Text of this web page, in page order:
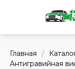
Главная /
Антигравийная